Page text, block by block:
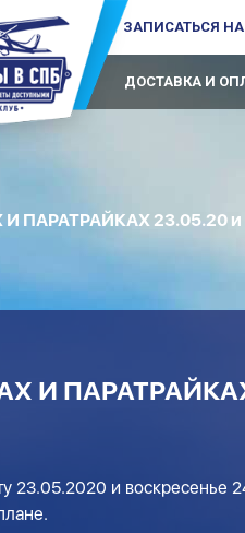
ЗАПИСАТЬСЯ
ДОСТАВКА И
23.05.20 и
И
23.05.2020 и воскресенье